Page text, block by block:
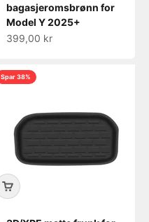
bagasjeromsbrønn for
Model Y 2025+
Salgspris
399,00 kr
Spar 38%